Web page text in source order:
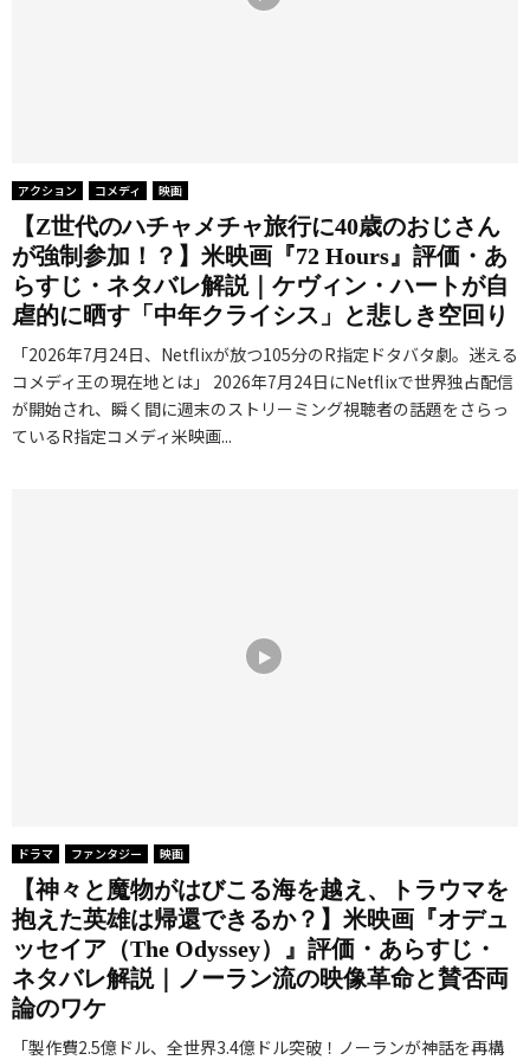
アクション コメディ 映画
【Z世代のハチャメチャ旅行に40歳のおじさん
が強制参加！？】米映画『72 Hours』評価・あ
らすじ・ネタバレ解説｜ケヴィン・ハートが自
虐的に晒す「中年クライシス」と悲しき空回り
「2026年7月24日、Netflixが放つ105分のR指定ドタバタ劇。迷える
コメディ王の現在地とは」 2026年7月24日にNetflixで世界独占配信
が開始され、瞬く間に週末のストリーミング視聴者の話題をさらっ
ているR指定コメディ米映画...
ドラマ ファンタジー 映画
【神々と魔物がはびこる海を越え、トラウマを
抱えた英雄は帰還できるか？】米映画『オデュ
ッセイア（The Odyssey）』評価・あらすじ・
ネタバレ解説｜ノーラン流の映像革命と賛否両
論のワケ
「製作費2.5億ドル、全世界3.4億ドル突破！ノーランが神話を再構